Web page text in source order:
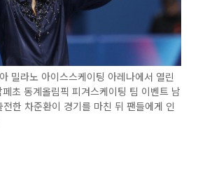
밀라노 아이스스케이팅 아레나에서 열린
초 동계올림픽 피겨스케이팅 팀 이벤트 남
한 차준환이 경기를 마친 뒤 팬들에게 인